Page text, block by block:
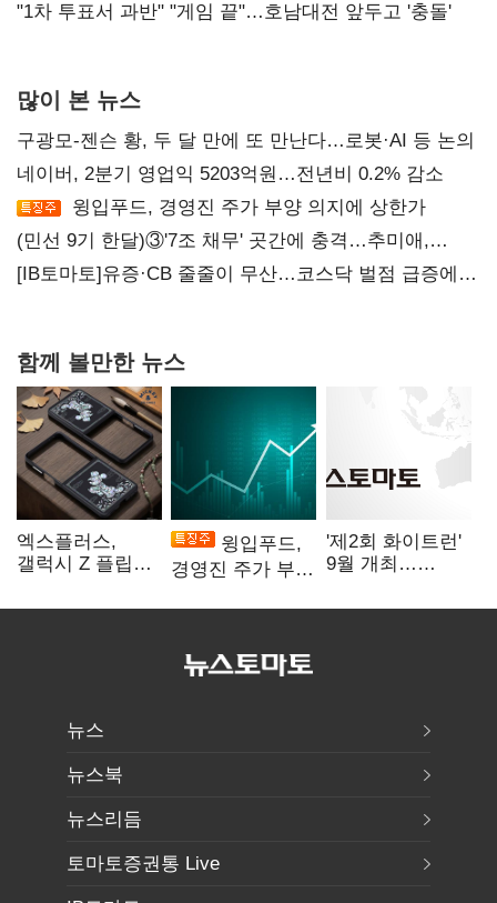
불복'
"1차 투표서 과반" "게임 끝"…호남대전 앞두고 '충돌'
많이 본 뉴스
구광모-젠슨 황, 두 달 만에 또 만난다…로봇·AI 등 논의
네이버, 2분기 영업익 5203억원…전년비 0.2% 감소
윙입푸드, 경영진 주가 부양 의지에 상한가
(민선 9기 한달)③'7조 채무' 곳간에 충격…추미애,
20년만에 '비상재정' 선언 승부수
[IB토마토]유증·CB 줄줄이 무산…코스닥 벌점 급증에
함께 볼만한 뉴스
엑스플러스,
갤럭시 Z 플립8·
액세서리 출시
윙입푸드,
경영진 주가 부양
'제2회 화이트런'
9월 개최…
지원
뉴스
뉴스북
뉴스리듬
토마토증권통 Live